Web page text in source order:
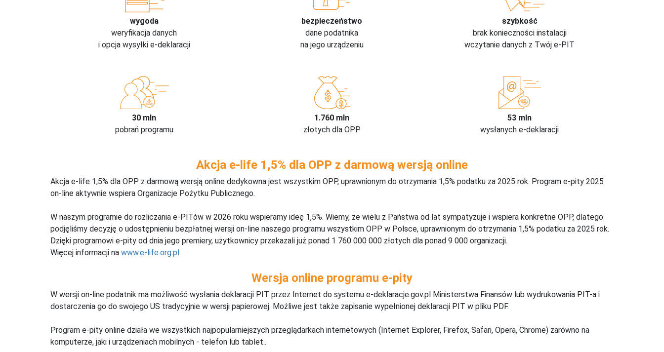
wygoda
weryfikacja danych
i opcja wysyłki e-deklaracji
bezpieczeństwo
dane podatnika
na jego urządzeniu
szybkość
brak konieczności instalacji
wczytanie danych z Twój e-PIT
30 mln
pobrań programu
1.760 mln
złotych dla OPP
53 mln
wysłanych e-deklaracji
Akcja e-life 1,5% dla OPP z darmową wersją online
Akcja e-life 1,5% dla OPP z darmową wersją online dedykowna jest wszystkim OPP, uprawnionym do otrzymania 1,5% podatku za 2025 rok. Program e-pity 2025
on-line aktywnie wspiera Organizacje Pożytku Publicznego.
W naszym programie do rozliczania e-PITów w 2026 roku wspieramy ideę 1,5%. Wiemy, że wielu z Państwa od lat sympatyzuje i wspiera konkretne OPP, dlatego
podjęliśmy decyzję o udostępnieniu bezpłatnej wersji on-line naszego programu wszystkim OPP w Polsce, uprawnionym do otrzymania 1,5% podatku za 2025 rok.
Dzięki programowi e-pity od dnia jego premiery, użytkownicy przekazali już ponad 1 760 000 000 złotych dla ponad 9 000 organizacji.
Więcej informacji na www.e-life.org.pl
Wersja online programu e-pity
W wersji on-line podatnik ma możliwość wysłania deklaracji PIT przez Internet do systemu e-deklaracje.gov.pl Ministerstwa Finansów lub wydrukowania PIT-a i
dostarczenia go do swojego US tradycyjnie w wersji papierowej. Możliwe jest także zapisanie wypełnionej deklaracji PIT w pliku PDF.
Program e-pity online działa we wszystkich najpopularniejszych przeglądarkach internetowych (Internet Explorer, Firefox, Safari, Opera, Chrome) zarówno na
komputerze, jaki i urządzeniach mobilnych - telefon lub tablet..